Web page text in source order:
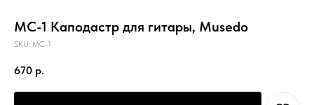
MC-1 Каподастр для гитары, Musedo
SKU: MC-1
670 р.